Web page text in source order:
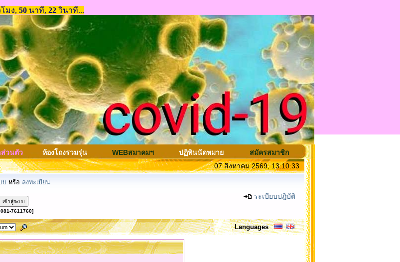
ส่วนตัว ห้องโถงรวมรุ่น WEBสมาคมฯ ปฏิทินนัดหมาย
สมัครสมาชิก
07 สิงหาคม 2569, 13:10:33
บ หรือ ลงทะเบียน
7611760]
ระเบียบปฎิบัติ
Languages